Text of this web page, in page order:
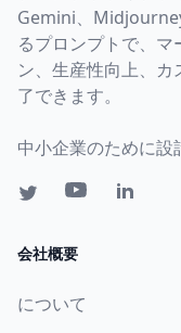
Gemini、
るプロンプトで、マ
ン、生産性向上、
了できます。
中小企業のために設
会社概要
について